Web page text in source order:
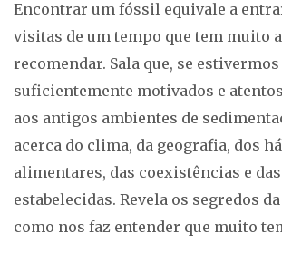
Encontrar um fóssil equivale a
visitas de um tempo que tem muito
recomendar. Sala que, se estivermos
suficientemente motivados e
aos antigos ambientes de
acerca do clima, da geografia, dos
alimentares, das coexistências e
estabelecidas. Revela os segredos
como nos faz entender que muito